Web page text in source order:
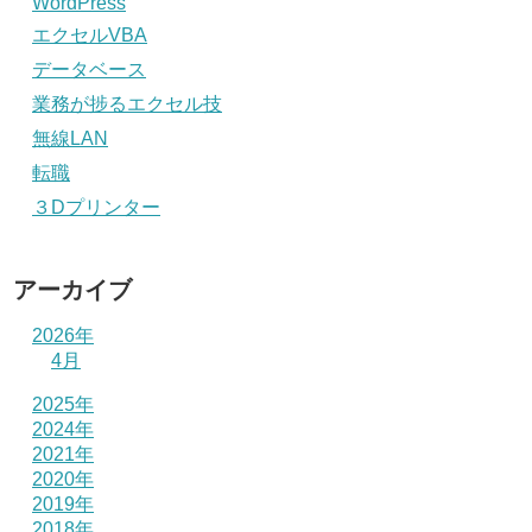
エクセルVBA
データベース
業務が捗るエクセル技
無線LAN
転職
３Dプリンター
アーカイブ
2026年
4月
2025年
2024年
2021年
2020年
2019年